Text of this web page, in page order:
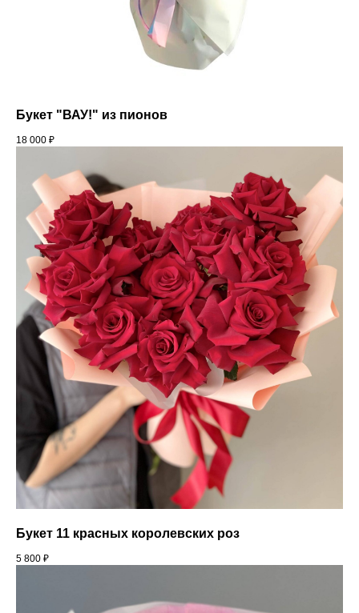
Букет "ВАУ!" из пионов
18 000 ₽
Букет 11 красных королевских роз
5 800 ₽